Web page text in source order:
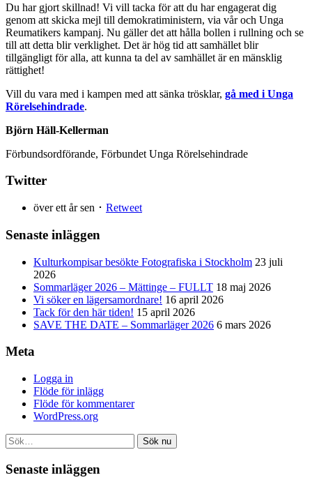
Du har gjort skillnad! Vi vill tacka för att du har engagerat dig
genom att skicka mejl till demokratiministern, via vår och Unga
Reumatikers kampanj. Nu gäller det att hålla bollen i rullning och se
till att detta blir verklighet. Det är hög tid att samhället blir
tillgängligt för alla, att kunna ta del av samhället är en mänsklig
rättighet!
Vill du vara med i kampen med att sänka trösklar, gå med i Unga
Rörelsehindrade.
Björn Häll-Kellerman
Förbundsordförande, Förbundet Unga Rörelsehindrade
Twitter
över ett år sen ･ Retweet
Senaste inläggen
Kulturkompisar besökte Fotografiska i Stockholm 23 juli
2026
Sommarläger 2026 – Mättinge – FULLT 18 maj 2026
Vi söker en lägersamordnare! 16 april 2026
Tack för den här tiden! 15 april 2026
SAVE THE DATE – Sommarläger 2026 6 mars 2026
Meta
Logga in
Flöde för inlägg
Flöde för kommentarer
WordPress.org
Sök nu
Senaste inläggen